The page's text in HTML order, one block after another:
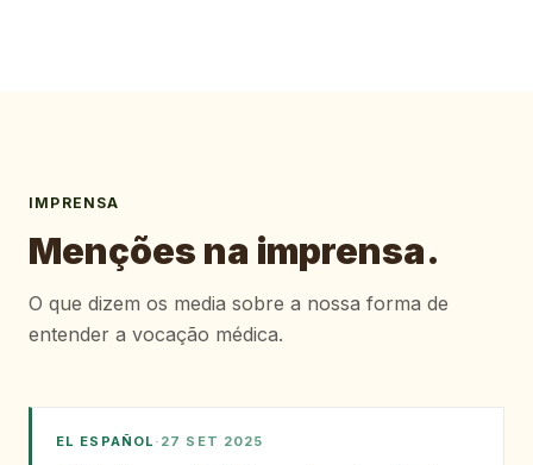
IMPRENSA
Menções na imprensa.
O que dizem os media sobre a nossa forma de
entender a vocação médica.
EL ESPAÑOL · 27 SET 2025